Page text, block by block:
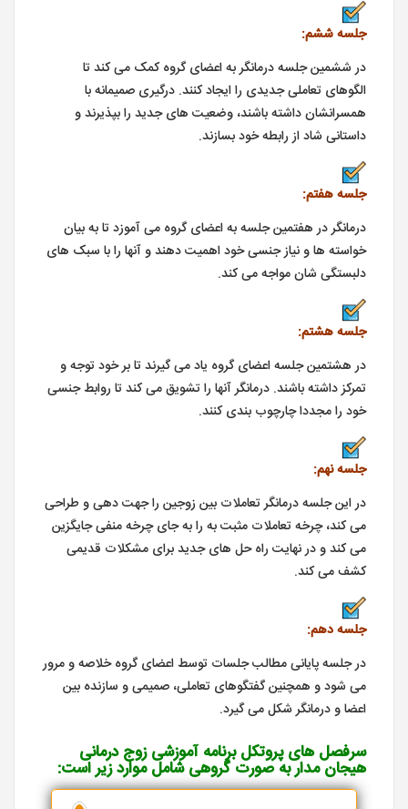
ﺟﻠﺴﻪ ﺷﺸﻢ:
در ششمین جلسه درمانگر به اعضای گروه کمک می کند تا
الگوهای تعاملی جدیدی را ایجاد کنند. درگیری صمیمانه با
همسرانشان داشته باشند، وضعیت های جدید را بپذیرند و
داستانی شاد از رابطه خود بسازند.
ﺟﻠﺴﻪ ﻫﻔﺘﻢ:
درمانگر در هفتمین جلسه به اعضای گروه می آموزد تا به بیان
خواسته ها و نیاز جنسی خود اهمیت دهند و آنها را با سبک های
دلبستگی شان مواجه می کند.
ﺟﻠﺴﻪ ﻫﺸﺘﻢ:
در هشتمین جلسه اعضای گروه یاد می گیرند تا بر خود توجه و
تمرکز داشته باشند. درمانگر آنها را تشویق می کند تا روابط جنسی
خود را مجددا چارچوب بندی کنند.
ﺟﻠﺴﻪ ﻧﻬﻢ:
در این جلسه درمانگر تعاملات بین زوجین را جهت دهی و طراحی
می کند، چرخه تعاملات مثبت به را به جای چرخه منفی جایگزین
می کند و در نهایت راه حل های جدید برای مشکلات قدیمی
کشف می کند.
ﺟﻠﺴﻪ دهم:
در جلسه پایانی مطالب جلسات توسط اعضای گروه خلاصه و مرور
می شود و همچنین گفتگوهای تعاملی، صمیمی و سازنده بین
اعضا و درمانگر شکل می گیرد.
سرفصل های پروتکل برنامه آموزشی زوج درمانی
هیجان مدار به صورت گروهی شامل موارد زیر است: